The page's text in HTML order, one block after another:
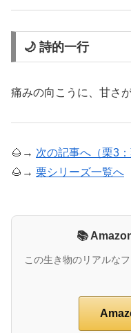
🌙 詩的一行
痛みの向こうに、甘さが
🌰→ 次の記事へ（栗3
🌰→ 栗シリーズ一覧へ
📚
この生き物のリアルな